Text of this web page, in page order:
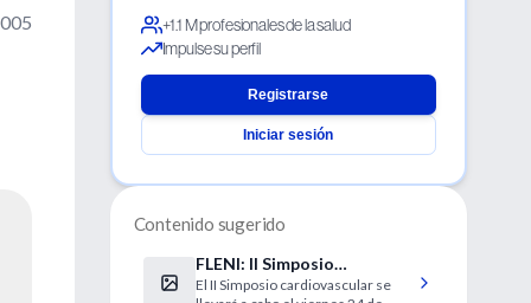
+1.1 M profesionales de la salud
Impulse su perfil
Registrarse
Iniciar sesión
Contenido sugerido
FLENI: II Simposio
Cardiovascular
El II Simposio cardiovascular se